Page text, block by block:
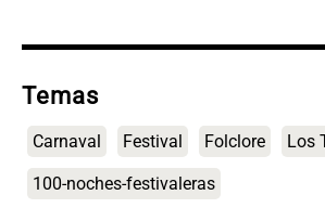
Temas
Carnaval Festival Folclore Los
100-noches-festivaleras